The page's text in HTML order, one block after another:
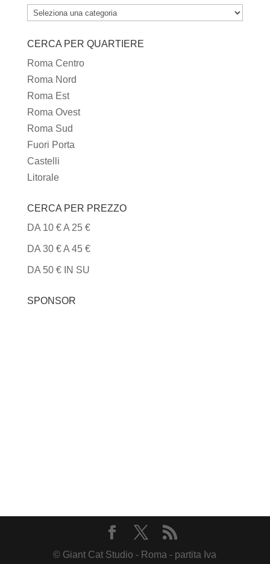
TUTTI
TIPI
DI
CUCINA
CERCA PER QUARTIERE
Roma Centro
Roma Nord
Roma Est
Roma Ovest
Roma Sud
Fuori Porta
Castelli
Litorale
CERCA PER PREZZO
DA 10 € A 25 €
DA 30 € A 45 €
DA 50 € IN SU
SPONSOR
© Giant Cat Studio - Roma - partita Iva